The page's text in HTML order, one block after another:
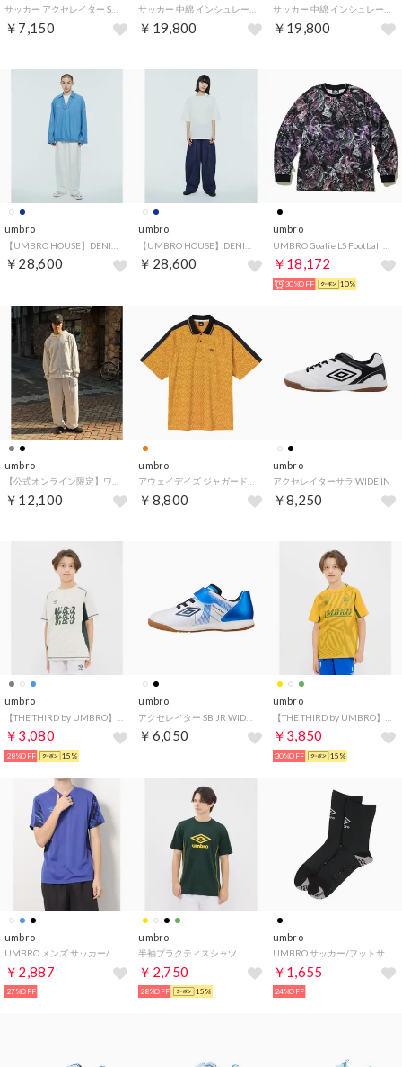
￥7,150 ￥19,800 ￥19,800
umbro
￥28,600
umbro
￥28,600
umbro
￥18,172
30%OFF 10%
umbro
￥12,100
umbro
￥8,800
umbro
アクセレイターサラ WIDE IN
￥8,250
umbro
￥3,080
28%OFF 15%
umbro
￥6,050
umbro
￥3,850
30%OFF 15%
umbro
￥2,887
27%OFF
umbro
半袖プラクティスシャツ
￥2,750
28%OFF 15%
umbro
UMBRO サッカー/フットサル ストッキング グリツプミドルソツクス UAS8333 （他）
￥1,655
24%OFF